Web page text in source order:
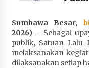
4 minggu ago
Wabup Ansori
Pandangan Fraksi –
4 minggu ago
Sumbawa Besar,
2026)– Sebagai
publik, Satuan Lalu
melaksanakan
dilaksanakan setiap